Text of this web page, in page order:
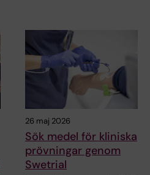
26 maj 2026
Sök medel för kliniska
prövningar genom
Swetrial